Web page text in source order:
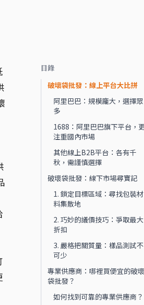
目錄
破壞袋批發：線上平台大比拼
阿里巴巴：規模龐大，選擇眾
多
1688：阿里巴巴旗下平台，
注重國內市場
其他線上B2B平台：各有千
秋，需謹慎選擇
破壞袋批發：線下市場尋寶記
1. 鎖定目標區域：尋找包裝材
料集散地
2. 巧妙的議價技巧：爭取最大
折扣
3. 嚴格把關質量：樣品測試不
可少
專業供應商：哪裡買便宜的破壞
袋批發？
如何找到可靠的專業供應商？